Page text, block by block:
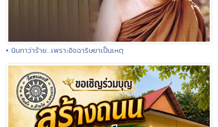
• นินทาว่าร้าย...เพราะอิจฉาริษยาเป็นเหตุ